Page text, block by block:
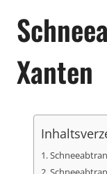
Xanten